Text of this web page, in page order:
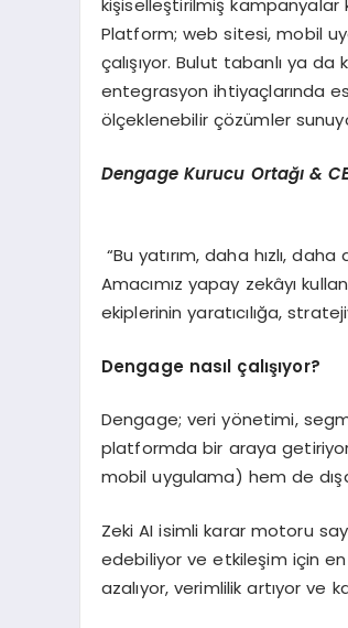
kişiselleştirilmiş kampanyalar
Platform; web sitesi, mobil
çalışıyor. Bulut tabanlı ya
entegrasyon ihtiyaçlarında
ölçeklenebilir çözümler
Dengage Kurucu Ortağı &
“Bu yatırım, daha hızlı,
Amacımız yapay zekâyı
ekiplerinin yaratıcılığa,
Dengage nasıl çalışıyor?
Dengage; veri yönetimi,
platformda bir araya
mobil uygulama) hem de
Zeki AI isimli karar motoru
edebiliyor ve etkileşim için
azalıyor, verimlilik artıyor